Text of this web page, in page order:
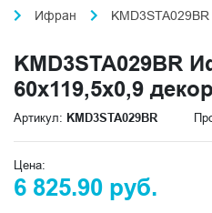
Ифран
KMD3STA029BR
60x119,5x0,9 декор
Артикул: KMD3STA029BR
Цена:
6 825.90 руб.